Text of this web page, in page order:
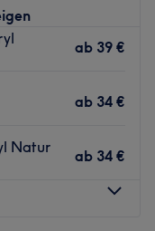
ab 39 €
ab 34 €
Natur
ab 34 €